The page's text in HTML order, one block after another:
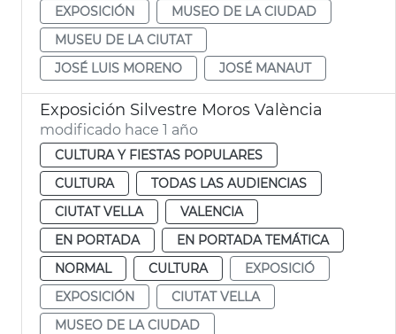
EXPOSICIÓN
MUSEO DE LA CIUDAD
MUSEU DE LA CIUTAT
JOSÉ LUIS MORENO
JOSÉ MANAUT
Exposición Silvestre Moros València
modificado hace 1 año
CULTURA Y FIESTAS POPULARES
CULTURA
TODAS LAS AUDIENCIAS
CIUTAT VELLA
VALENCIA
EN PORTADA
EN PORTADA TEMÁTICA
NORMAL
CULTURA
EXPOSICIÓ
EXPOSICIÓN
CIUTAT VELLA
MUSEO DE LA CIUDAD